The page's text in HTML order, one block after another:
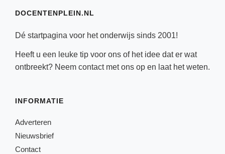
DOCENTENPLEIN.NL
Dé startpagina voor het onderwijs sinds 2001!
Heeft u een leuke tip voor ons of het idee dat er wat
ontbreekt? Neem contactmet ons op en laat het weten.
INFORMATIE
Adverteren
Nieuwsbrief
Contact